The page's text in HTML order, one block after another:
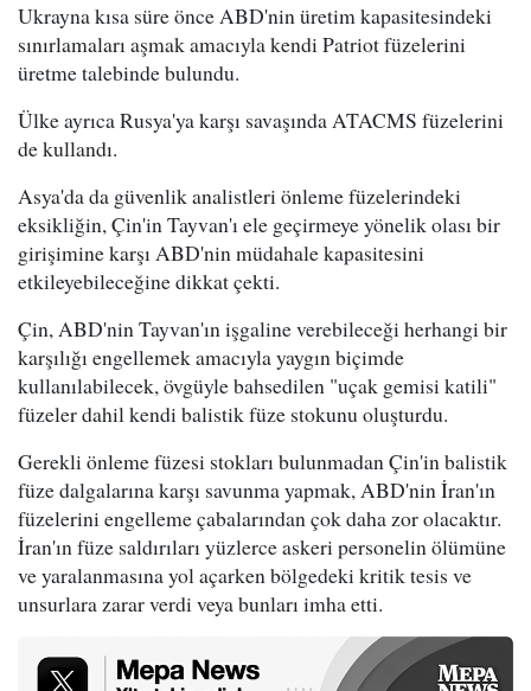
Ukrayna kısa süre önce ABD'nin üretim kapasitesindeki
sınırlamaları aşmak amacıyla kendi Patriot füzelerini
üretme talebinde bulundu.
Ülke ayrıca Rusya'ya karşı savaşında ATACMS füzelerini
de kullandı.
Asya'da da güvenlik analistleri önleme füzelerindeki
eksikliğin, Çin'in Tayvan'ı ele geçirmeye yönelik olası bir
girişimine karşı ABD'nin müdahale kapasitesini
etkileyebileceğine dikkat çekti.
Çin, ABD'nin Tayvan'ın işgaline verebileceği herhangi bir
karşılığı engellemek amacıyla yaygın biçimde
kullanılabilecek, övgüyle bahsedilen "uçak gemisi katili"
füzeler dahil kendi balistik füze stokunu oluşturdu.
Gerekli önleme füzesi stokları bulunmadan Çin'in balistik
füze dalgalarına karşı savunma yapmak, ABD'nin İran'ın
füzelerini engelleme çabalarından çok daha zor olacaktır.
İran'ın füze saldırıları yüzlerce askeri personelin ölümüne
ve yaralanmasına yol açarken bölgedeki kritik tesis ve
unsurlara zarar verdi veya bunları imha etti.